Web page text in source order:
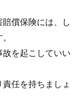
償保険には、し
を起こしていい
任を持ちましょ